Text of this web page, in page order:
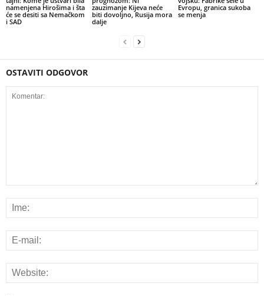
namenjena Hirošima i šta
će se desiti sa Nemačkom
i SAD
zauzimanje Kijeva neće
biti dovoljno, Rusija mora
dalje
Evropu, granica sukoba
se menja
OSTAVITI ODGOVOR